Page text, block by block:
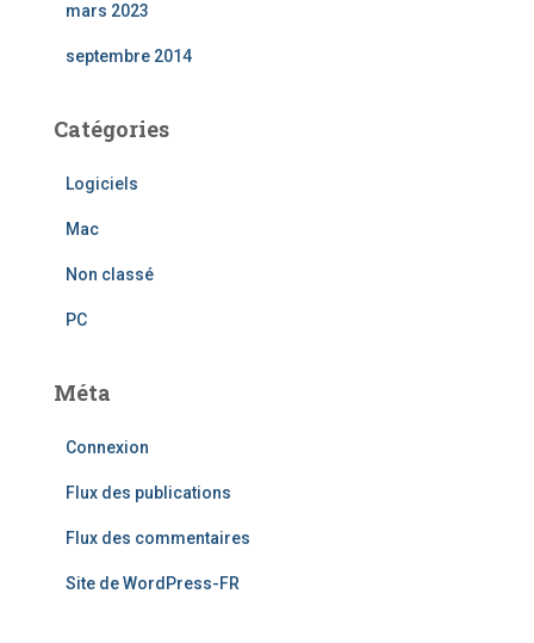
mars 2023
septembre 2014
Catégories
Logiciels
Mac
Non classé
PC
Méta
Connexion
Flux des publications
Flux des commentaires
Site de WordPress-FR